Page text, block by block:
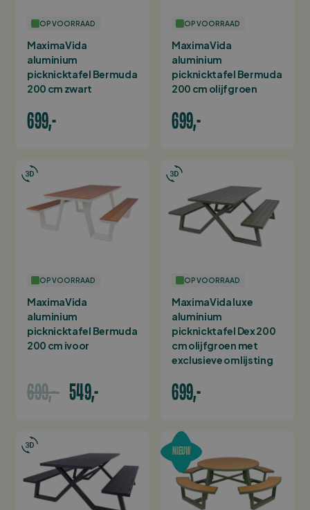
OP VOORRAAD
MaximaVida
aluminium
picknicktafel Bermuda
200 cm zwart
699,-
OP VOORRAAD
MaximaVida
aluminium
picknicktafel Bermuda
200 cm olijfgroen
699,-
OP VOORRAAD
MaximaVida
aluminium
picknicktafel Bermuda
200 cm ivoor
699,- 549,-
OP VOORRAAD
MaximaVida luxe
aluminium
picknicktafel Dex 200
cm olijfgroen met
exclusieve omlijsting
699,-
NIEUW